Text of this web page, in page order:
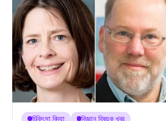
চিকিৎসা বিদ্যা বিজ্ঞান বিষয়ক খবর